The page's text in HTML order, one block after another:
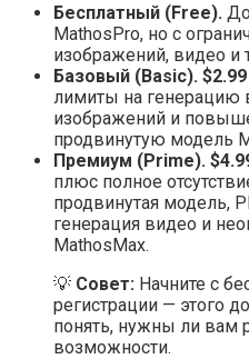
Бесплатный (Free).
MathosPro, но с
изображений, видео и
Базовый (Basic).
лимиты на генерацию
изображений и
продвинутую модель
Премиум (Prime).
плюс полное
продвинутая модель,
генерация видео и
MathosMax.
💡 Совет: Начните с
регистрации — этого
понять, нужны ли вам
возможности.